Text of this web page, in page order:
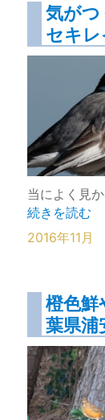
気が
セキレ
当によく見
“気がつくと
続きを読む
2016年11月
橙色
葉県浦